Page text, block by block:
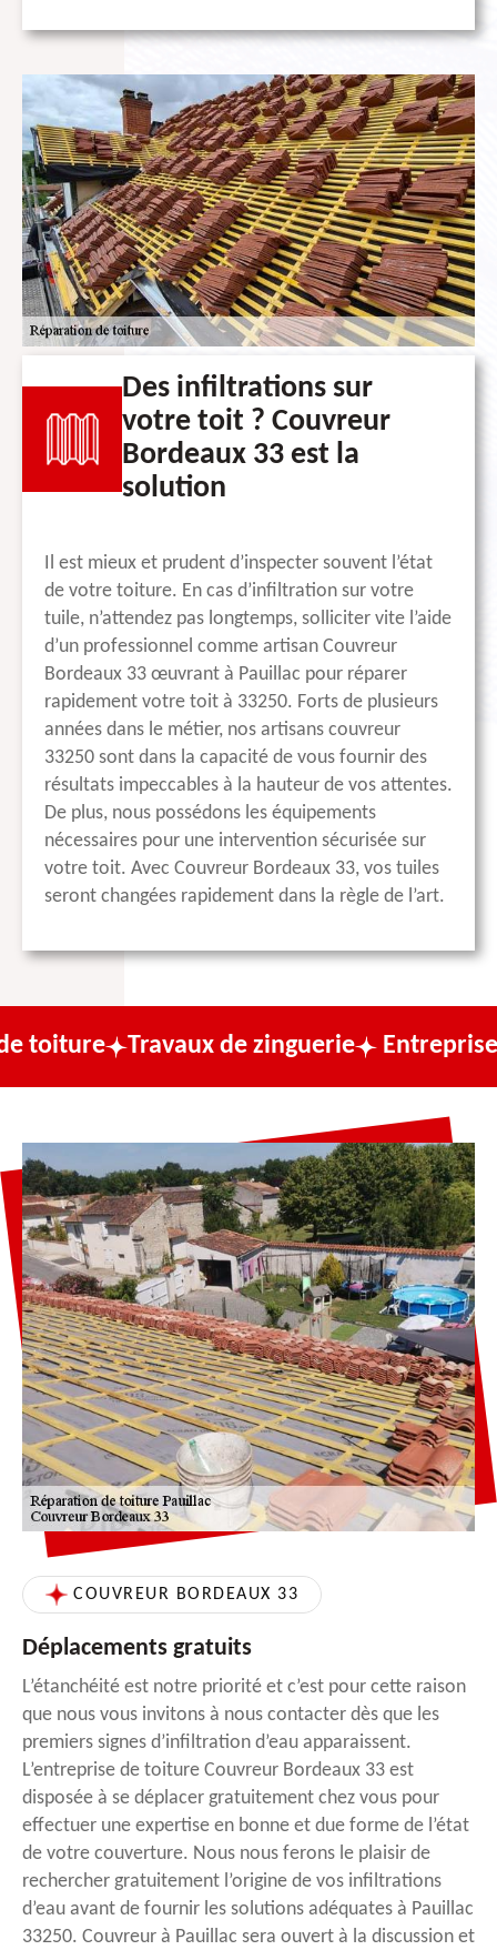
Des infiltrations sur
votre toit ? Couvreur
Bordeaux 33 est la
solution
Il est mieux et prudent d’inspecter souvent l’état
de votre toiture. En cas d’infiltration sur votre
tuile, n’attendez pas longtemps, solliciter vite l’aide
d’un professionnel comme artisan Couvreur
Bordeaux 33 œuvrant à Pauillac pour réparer
rapidement votre toit à 33250. Forts de plusieurs
années dans le métier, nos artisans couvreur
33250 sont dans la capacité de vous fournir des
résultats impeccables à la hauteur de vos attentes.
De plus, nous possédons les équipements
nécessaires pour une intervention sécurisée sur
votre toit. Avec Couvreur Bordeaux 33, vos tuiles
seront changées rapidement dans la règle de l’art.
Travaux de zinguerie Entreprise de
COUVREUR BORDEAUX 33
Déplacements gratuits
L’étanchéité est notre priorité et c’est pour cette raison
que nous vous invitons à nous contacter dès que les
premiers signes d’infiltration d’eau apparaissent.
L’entreprise de toiture Couvreur Bordeaux 33 est
disposée à se déplacer gratuitement chez vous pour
effectuer une expertise en bonne et due forme de l’état
de votre couverture. Nous nous ferons le plaisir de
rechercher gratuitement l’origine de vos infiltrations
d’eau avant de fournir les solutions adéquates à Pauillac
33250. Couvreur à Pauillac sera ouvert à la discussion et